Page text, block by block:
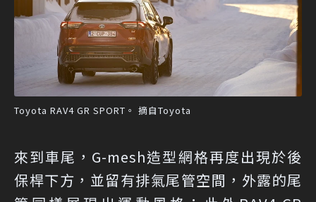
Toyota RAV4 GR SPORT。 摘自Toyota
來到車尾，G-mesh造型網格再度出現於後
保桿下方，並留有排氣尾管空間，外露的尾